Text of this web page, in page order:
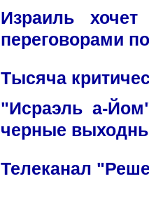
Израиль
переговорами
Тысяча
"Исраэль а-
черные
Телеканал